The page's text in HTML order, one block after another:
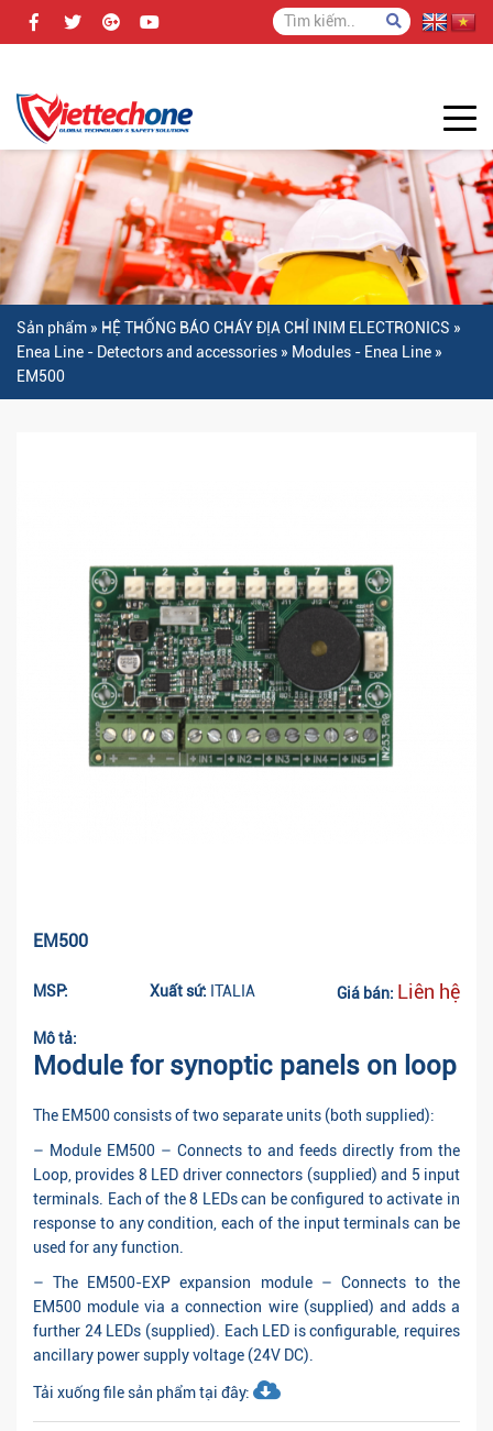
Sản phẩm » HỆ THỐNG BÁO CHÁY ĐỊA CHỈ INIM ELECTRONICS »
Enea Line - Detectors and accessories » Modules - Enea Line »
EM500
EM500
MSP: Xuất sứ: ITALIA Giá bán: Liên hệ
Mô tả:
Module for synoptic panels on loop
The EM500 consists of two separate units (both supplied):
– Module EM500 – Connects to and feeds directly from the
Loop, provides 8 LED driver connectors (supplied) and 5 input
terminals. Each of the 8 LEDs can be configured to activate in
response to any condition, each of the input terminals can be
used for any function.
– The EM500-EXP expansion module – Connects to the
EM500 module via a connection wire (supplied) and adds a
further 24 LEDs (supplied). Each LED is configurable, requires
ancillary power supply voltage (24V DC).
Tải xuống file sản phẩm tại đây: